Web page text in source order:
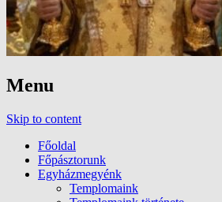
Menu
Skip to content
Főoldal
Főpásztorunk
Egyházmegyénk
Templomaink